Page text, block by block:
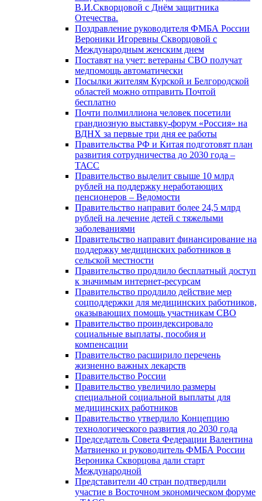
В.И.Скворцовой с Днём защитника
Отечества.
Поздравление руководителя ФМБА России
Вероники Игоревны Скворцовой с
Международным женским днем
Поставят на учет: ветераны СВО получат
медпомощь автоматически
Посылки жителям Курской и Белгородской
областей можно отправить Почтой
бесплатно
Почти полмиллиона человек посетили
грандиозную выставку-форум «Россия» на
ВДНХ за первые три дня ее работы
Правительства РФ и Китая подготовят план
развития сотрудничества до 2030 года –
ТАСС
Правительство выделит свыше 10 млрд
рублей на поддержку неработающих
пенсионеров – Ведомости
Правительство направит более 24,5 млрд
рублей на лечение детей с тяжелыми
заболеваниями
Правительство направит финансирование на
поддержку медицинских работников в
сельской местности
Правительство продлило бесплатный доступ
к значимым интернет-ресурсам
Правительство продлило действие мер
соцподдержки для медицинских работников,
оказывающих помощь участникам СВО
Правительство проиндексировало
социальные выплаты, пособия и
компенсации
Правительство расширило перечень
жизненно важных лекарств
Правительство России
Правительство увеличило размеры
специальной социальной выплаты для
медицинских работников
Правительство утвердило Концепцию
технологического развития до 2030 года
Председатель Совета Федерации Валентина
Матвиенко и руководитель ФМБА России
Вероника Скворцова дали старт
Международной
Представители 40 стран подтвердили
участие в Восточном экономическом форуме